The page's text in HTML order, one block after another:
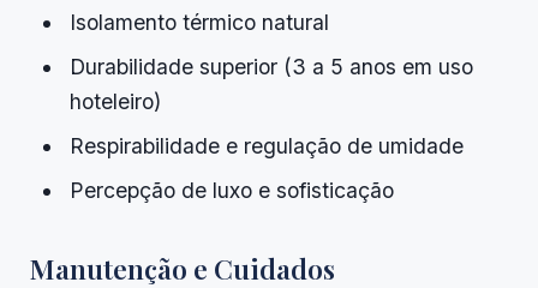
Isolamento térmico natural
Durabilidade superior (3 a 5 anos em uso
hoteleiro)
Respirabilidade e regulação de umidade
Percepção de luxo e sofisticação
Manutenção e Cuidados